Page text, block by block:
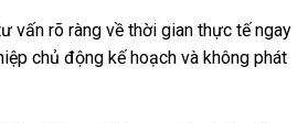
vấn rõ ràng về thời gian thực tế ngay
chủ động kế hoạch và không phát